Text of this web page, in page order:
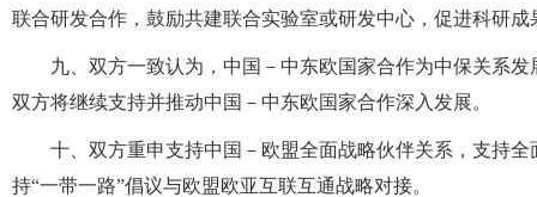
联合研发合作，鼓励共建联合实验室或研发中心，促进科研成
九、双方一致认为，中国－中东欧国家合作为中保关系
双方将继续支持并推动中国－中东欧国家合作深入发展。
十、双方重申支持中国－欧盟全面战略伙伴关系，支持
持“一带一路”倡议与欧盟欧亚互联互通战略对接。